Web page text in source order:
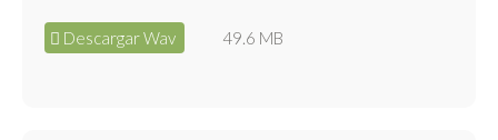
Descargar Wav 49.6 MB